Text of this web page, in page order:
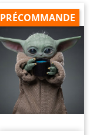
PRÉCOMMANDE